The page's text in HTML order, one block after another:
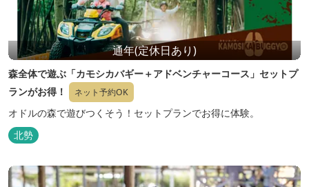
通年(定休日あり)
森全体で遊ぶ「カモシカバギー＋アドベンチャーコース」セットプ
ランがお得！
ネット予約OK
オドルの森で遊びつくそう！セットプランでお得に体験。
北勢